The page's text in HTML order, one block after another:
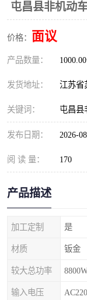
屯昌县非机动
价格： 面议
产品数量：
发货地址： 江苏省
关键词： 屯昌县
发布日期： 2026-
阅 读 量： 170
产品描述
加工定制 是
材质 钣金
较大总功率
输入电压